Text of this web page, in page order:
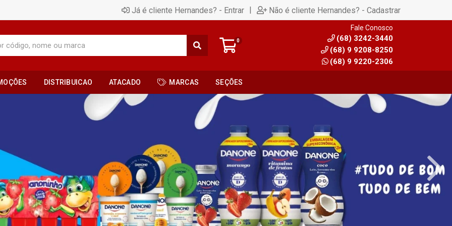
Já é cliente Hernandes? - Entrar | Não é cliente Hernandes? - Cadastrar
0
Fale Conosco
(68) 3242-3440
(68) 9 9208-8250
(68) 9 9220-2306
DISTRIBUICAO ATACADO MARCAS SEÇÕES